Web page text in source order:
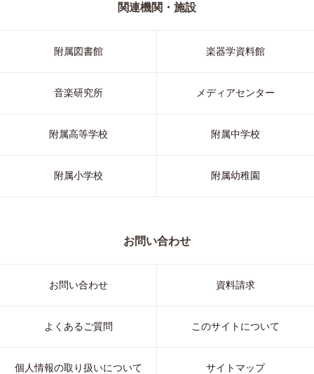
関連機関・施設
附属図書館 楽器学資料館
音楽研究所 メディアセンター
附属高等学校 附属中学校
附属小学校 附属幼稚園
お問い合わせ
お問い合わせ 資料請求
よくあるご質問 このサイトについて
個人情報の取り扱いについて サイトマップ